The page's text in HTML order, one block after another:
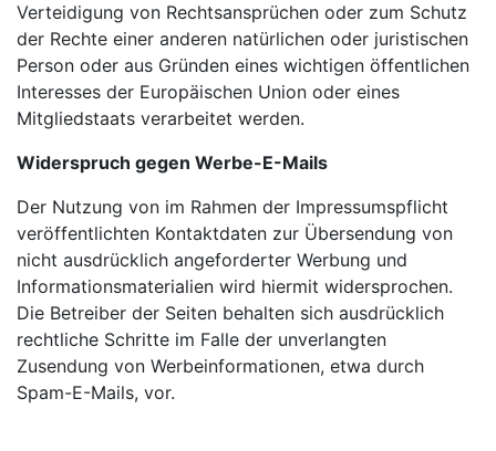
Verteidigung von Rechtsansprüchen oder zum Schutz
der Rechte einer anderen natürlichen oder juristischen
Person oder aus Gründen eines wichtigen öffentlichen
Interesses der Europäischen Union oder eines
Mitgliedstaats verarbeitet werden.
Widerspruch gegen Werbe-E-Mails
Der Nutzung von im Rahmen der Impressumspflicht
veröffentlichten Kontaktdaten zur Übersendung von
nicht ausdrücklich angeforderter Werbung und
Informationsmaterialien wird hiermit widersprochen.
Die Betreiber der Seiten behalten sich ausdrücklich
rechtliche Schritte im Falle der unverlangten
Zusendung von Werbeinformationen, etwa durch
Spam-E-Mails, vor.